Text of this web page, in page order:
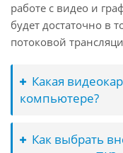
работе с видео и
будет достаточно в
потоковой
Какая
компьютере?
Как выбрать